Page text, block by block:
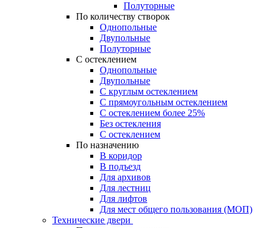
Полуторные
По количеству створок
Однопольные
Двупольные
Полуторные
С остеклением
Однопольные
Двупольные
С круглым остеклением
С прямоугольным остеклением
С остеклением более 25%
Без остекления
С остеклением
По назначению
В коридор
В подъезд
Для архивов
Для лестниц
Для лифтов
Для мест общего пользования (МОП)
Технические двери